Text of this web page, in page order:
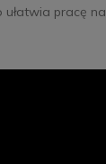
pracę